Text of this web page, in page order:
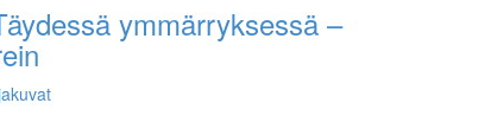
ymmärryksessä –